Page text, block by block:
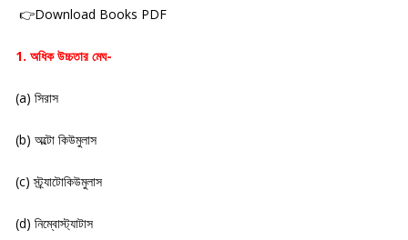
👉Download Books PDF
1. অধিক উচ্চতার মেঘ-
(a) সিরাস
(b) অল্টো কিউমুলাস
(c) স্ট্র্যাটোকিউমুলাস
(d) নিম্বোস্ট্যাটাস